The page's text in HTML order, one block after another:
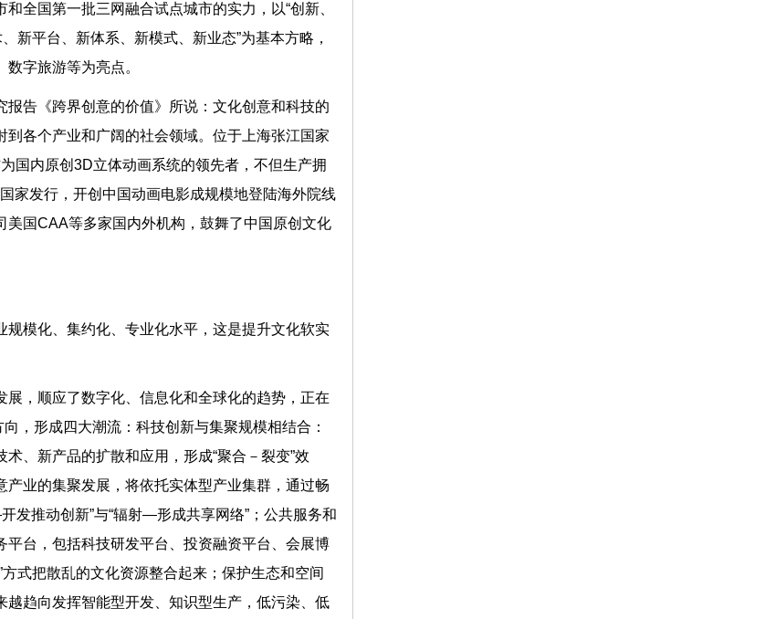
全国第一批三网融合试点城市的实力，以“创新、
新平台、新体系、新模式、新业态”为基本方略，
、数字旅游等为亮点。
告《跨界创意的价值》所说：文化创意和科技的
各个产业和广阔的社会领域。位于上海张江国家
国内原创3D立体动画系统的领先者，不但生产拥
家发行，开创中国动画电影成规模地登陆海外院线
国CAA等多家国内外机构，鼓舞了中国原创文化
规模化、集约化、专业化水平，这是提升文化软实
展，顺应了数字化、信息化和全球化的趋势，正在
，形成四大潮流：科技创新与集聚规模相结合：
、新产品的扩散和应用，形成“聚合－裂变”效
业的集聚发展，将依托实体型产业集群，通过畅
发推动创新”与“辐射—形成共享网络”；公共服务和
台，包括科技研发平台、投资融资平台、会展博
式把散乱的文化资源整合起来；保护生态和空间
趋向发挥智能型开发、知识型生产，低污染、低